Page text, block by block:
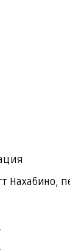
Нахабино,